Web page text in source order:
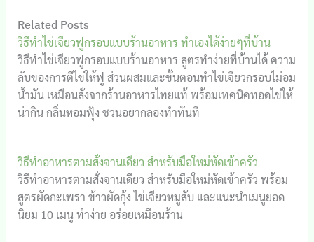
Related Posts
วิธีทำไข่เจียวฟูกรอบแบบร้านอาหาร ทำเองได้ง่ายๆที่บ้าน
วิธีทำไข่เจียวฟูกรอบแบบร้านอาหาร สูตรทำง่ายที่บ้านได้ ความ
ลับของการตีไข่ให้ฟู ส่วนผสมและขั้นตอนทำไข่เจียวกรอบไม่อม
น้ำมัน เหมือนสั่งจากร้านอาหารไทยแท้ พร้อมเทคนิคทอดไข่ให้
น่ากิน กลิ่นหอมฟุ้ง ชวนอยากลองทำทันที
วิธีทำอาหารตามสั่งจานเดียว สำหรับมือใหม่หัดเข้าครัว
วิธีทำอาหารตามสั่งจานเดียว สำหรับมือใหม่หัดเข้าครัว พร้อม
สูตรผัดกะเพรา ข้าวผัดกุ้ง ไข่เจียวหมูสับ และแนะนำเมนูยอด
นิยม 10 เมนู ทำง่าย อร่อยเหมือนร้าน